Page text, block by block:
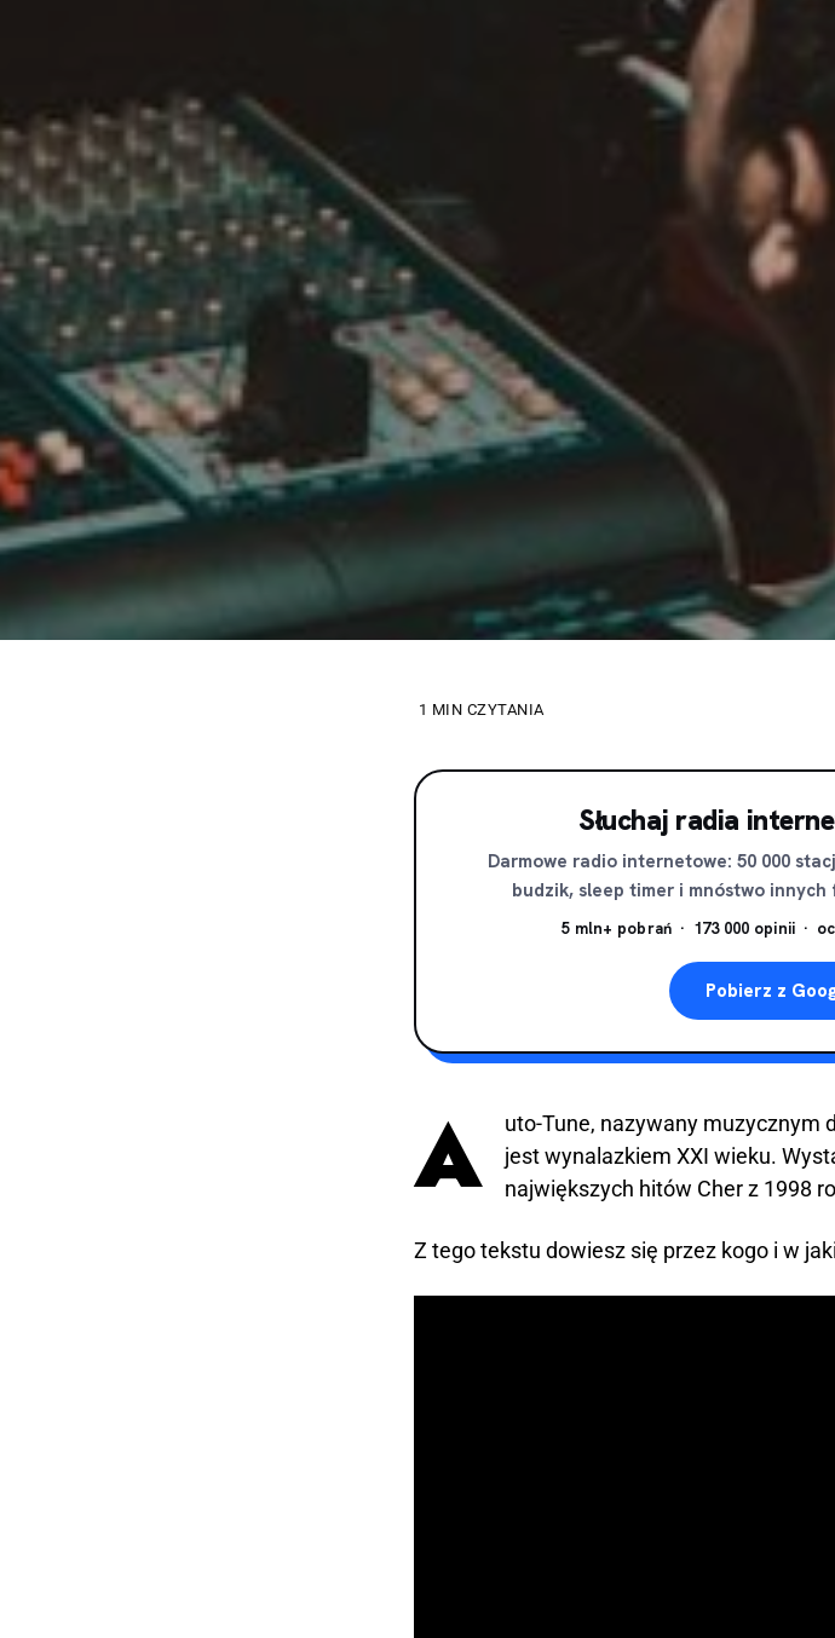
1 MIN CZYTANIA
Słuchaj radia
Darmowe radio internetowe: 50 000
budzik, sleep timer i mnóstwo
5 mln+ pobrań · 173 000 opinii ·
Pobierz z
A
uto-Tune, nazywany muzycznym
jest wynalazkiem XXI wieku.
największych hitów Cher z 1998
Z tego tekstu dowiesz się przez kogo i w